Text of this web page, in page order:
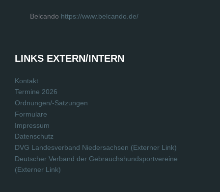
Belcando https://www.belcando.de/
LINKS EXTERN/INTERN
Kontakt
Termine 2026
Ordnungen/-Satzungen
Formulare
Impressum
Datenschutz
DVG Landesverband Niedersachsen (Externer Link)
Deutscher Verband der Gebrauchshundsportvereine
(Externer Link)